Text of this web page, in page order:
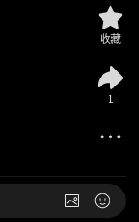
收藏
1